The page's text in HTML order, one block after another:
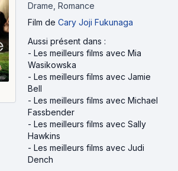
Drame, Romance
Film de Cary Joji Fukunaga
Aussi présent dans :
- Les meilleurs films avec Mia
Wasikowska
- Les meilleurs films avec Jamie
Bell
- Les meilleurs films avec Michael
Fassbender
- Les meilleurs films avec Sally
Hawkins
- Les meilleurs films avec Judi
Dench